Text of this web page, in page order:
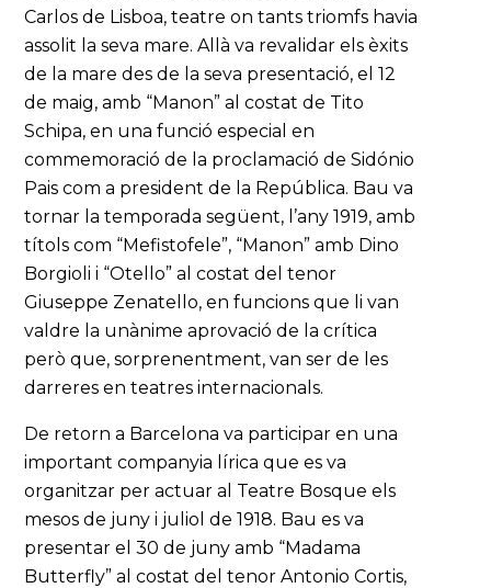
Carlos de Lisboa, teatre on tants triomfs havia
assolit la seva mare. Allà va revalidar els èxits
de la mare des de la seva presentació, el 12
de maig, amb “Manon” al costat de Tito
Schipa, en una funció especial en
commemoració de la proclamació de Sidónio
Pais com a president de la República. Bau va
tornar la temporada següent, l’any 1919, amb
títols com “Mefistofele”, “Manon” amb Dino
Borgioli i “Otello” al costat del tenor
Giuseppe Zenatello, en funcions que li van
valdre la unànime aprovació de la crítica
però que, sorprenentment, van ser de les
darreres en teatres internacionals.
De retorn a Barcelona va participar en una
important companyia lírica que es va
organitzar per actuar al Teatre Bosque els
mesos de juny i juliol de 1918. Bau es va
presentar el 30 de juny amb “Madama
Butterfly” al costat del tenor Antonio Cortis,